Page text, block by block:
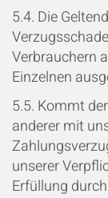
5.4. Die
Verbrauchern
Einzelnen
5.5. Kommt
anderer mit
unserer
Erfüllung